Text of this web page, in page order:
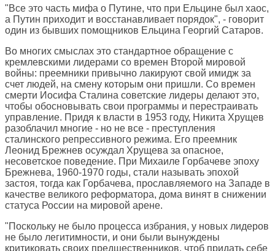
"Все это часть мифа о Путине, что при Ельцине был хаос,
а Путин приходит и восстанавливает порядок", - говорит
один из бывших помощников Ельцина Георгий Сатаров.
Во многих смыслах это стандартное обращение с
кремлевскими лидерами со времен Второй мировой
войны: преемники привычно лакируют свой имидж за
счет людей, на смену которым они пришли. Со времен
смерти Иосифа Сталина советские лидеры делают это,
чтобы обосновывать свои программы и перестраивать
управление. Придя к власти в 1953 году, Никита Хрущев
разоблачил многие - но не все - преступления
сталинского репрессивного режима. Его преемник
Леонид Брежнев осуждал Хрущева за опасное,
несоветское поведение. При Михаиле Горбачеве эпоху
Брежнева, 1960-1970 годы, стали называть эпохой
застоя, тогда как Горбачева, прославляемого на Западе в
качестве великого реформатора, дома винят в снижении
статуса России на мировой арене.
"Поскольку не было процесса избрания, у новых лидеров
не было легитимности, и они были вынуждены
критиковать своих предшественников, чтоб придать себе